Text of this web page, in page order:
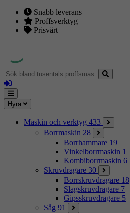
Snabb leverans
Proffsverktyg
Prisvärt
Sök
bland
tusentals
proffsmaskiner
Logga
in
Mina
sidor
Meny
Hyra
Maskin och verktyg 433
Borrmaskin 28
Borrhammare 19
Vinkelborrmaskin 1
Kombiborrmaskin 6
Skruvdragare 30
Borrskruvdragare 18
Slagskruvdragare 7
Gipsskruvdragare 5
Såg 91